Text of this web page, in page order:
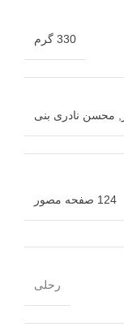
330 گرم
محسن نادری بنی
124 صفحه مصور
رحلی